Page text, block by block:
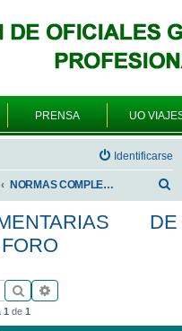
PRENSA UO
Identificarse
NORMAS COMPLEMENTARIAS DE INTERVENCION EN EL FORO
s
DE
Buscar
1de 1